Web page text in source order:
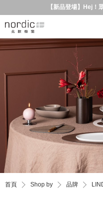
【新品登場】Hej！
首頁 Shop by 品牌